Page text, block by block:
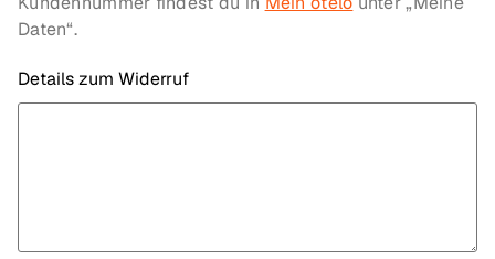
Daten“.
Details zum Widerruf